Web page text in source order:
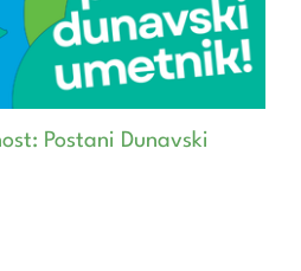
Postani Dunavski